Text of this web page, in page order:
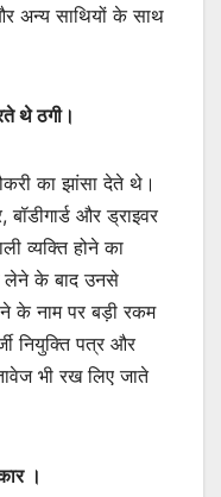
अन्य साथियों के साथ
थे ठगी।
का झांसा देते थे।
बॉडीगार्ड और ड्राइवर
व्यक्ति होने का
लेने के बाद उनसे
के नाम पर बड़ी रकम
नियुक्ति पत्र और
भी रख लिए जाते
।